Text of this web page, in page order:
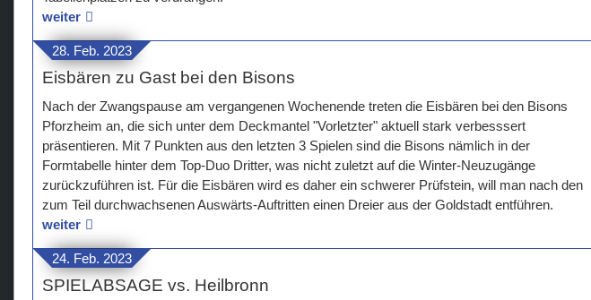
weiter
28. Feb. 2023
Eisbären zu Gast bei den Bisons
Nach der Zwangspause am vergangenen Wochenende treten die Eisbären bei den Bisons
Pforzheim an, die sich unter dem Deckmantel "Vorletzter" aktuell stark verbesssert
präsentieren. Mit 7 Punkten aus den letzten 3 Spielen sind die Bisons nämlich in der
Formtabelle hinter dem Top-Duo Dritter, was nicht zuletzt auf die Winter-Neuzugänge
zurückzuführen ist. Für die Eisbären wird es daher ein schwerer Prüfstein, will man nach den
zum Teil durchwachsenen Auswärts-Auftritten einen Dreier aus der Goldstadt entführen.
weiter
24. Feb. 2023
SPIELABSAGE vs. Heilbronn